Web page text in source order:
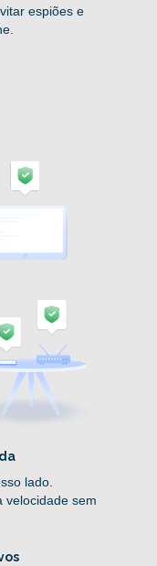
espiões e
lado.
velocidade sem